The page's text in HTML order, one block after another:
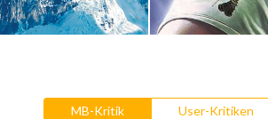
MB-Kritik User-Kritiken